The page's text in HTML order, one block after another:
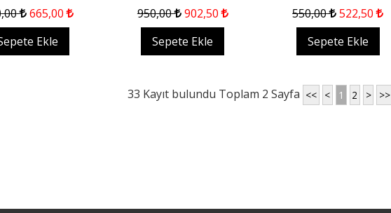
,00 665,00
Ekle
950,00 902,50
Sepete Ekle
550,00 522,50
Sepete Ekle
33 Kayıt bulundu Toplam 2 Sayfa << < 1 2 > >>